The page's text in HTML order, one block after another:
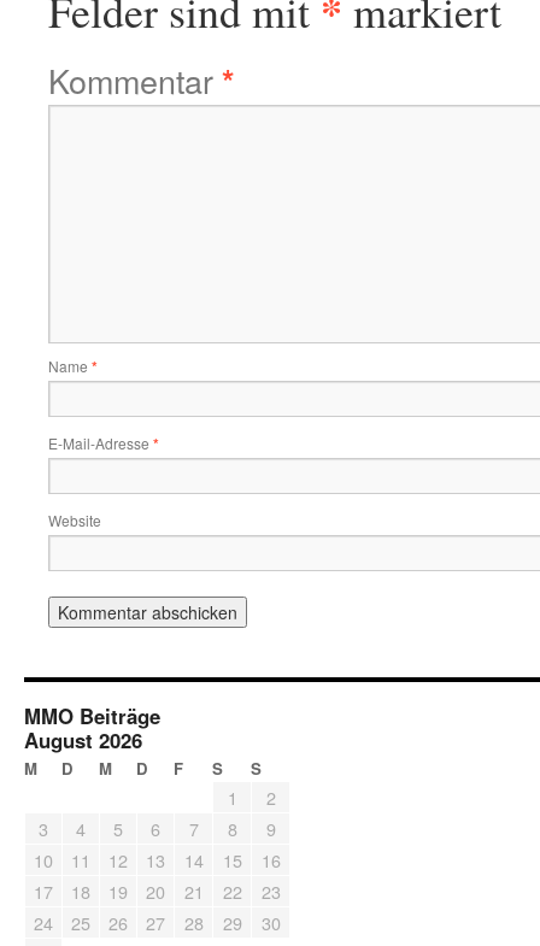
Kommentar*
Name *
E-Mail-Adresse *
Website
MMO Beiträge
August 2026
M D M D F S S
1
2
3
4 5 6 7 8
9
10
11 12 13 14 15
16
17
18 19 20 21 22
23
24
25 26 27 28 29
30